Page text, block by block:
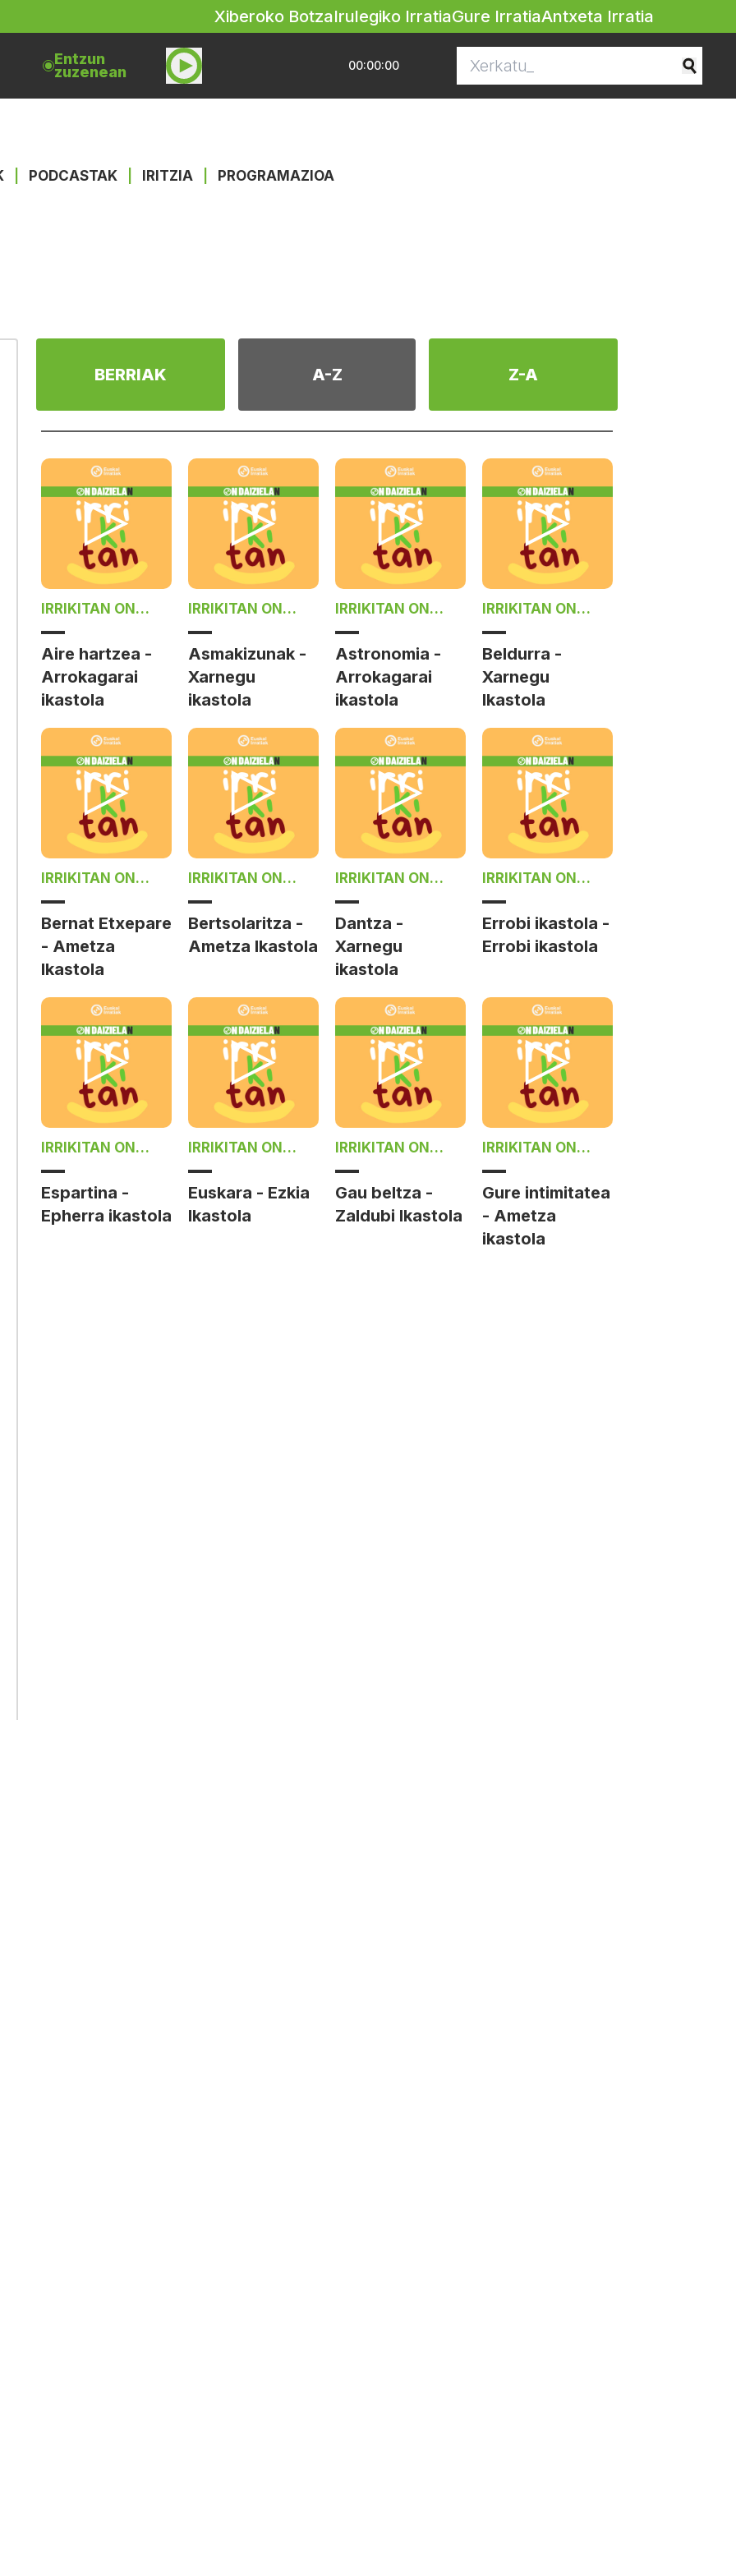
Xiberoko BotzaIrulegiko IrratiaGure IrratiaAntxeta Irratia
Entzun
zuzenean 00:00:00
PODCASTAK IRITZIA PROGRAMAZIOA
BERRIAK A-Z Z-A
IRRIKITAN ON
DAIZIELAN
Aire hartzea -
Arrokagarai
ikastola
IRRIKITAN ON
DAIZIELAN
Asmakizunak -
Xarnegu
ikastola
IRRIKITAN ON
DAIZIELAN
Astronomia -
Arrokagarai
ikastola
IRRIKITAN ON
DAIZIELAN
Beldurra -
Xarnegu
Ikastola
IRRIKITAN ON
DAIZIELAN
Bernat Etxepare
- Ametza
Ikastola
IRRIKITAN ON
DAIZIELAN
Bertsolaritza -
Ametza Ikastola
IRRIKITAN ON
DAIZIELAN
Dantza -
Xarnegu
ikastola
IRRIKITAN ON
DAIZIELAN
Errobi ikastola -
Errobi ikastola
IRRIKITAN ON
DAIZIELAN
Espartina -
Epherra ikastola
IRRIKITAN ON
DAIZIELAN
Euskara - Ezkia
Ikastola
IRRIKITAN ON
DAIZIELAN
Gau beltza -
Zaldubi Ikastola
IRRIKITAN ON
DAIZIELAN
Gure intimitatea
- Ametza
ikastola